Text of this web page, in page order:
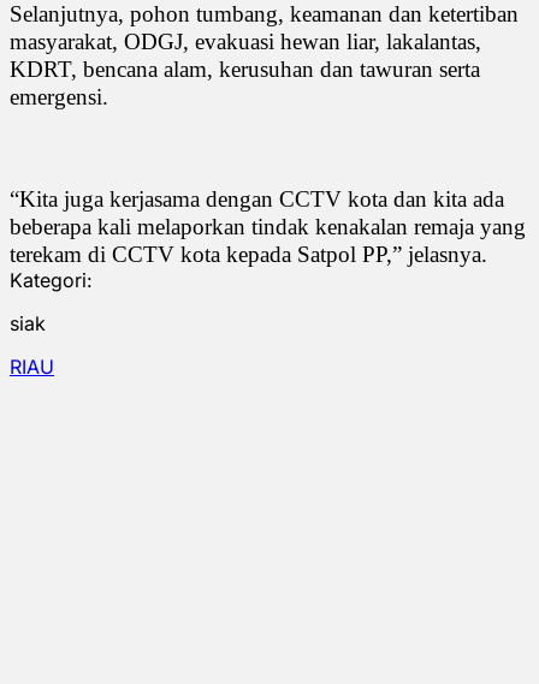
Selanjutnya, pohon tumbang, keamanan dan ketertiban
masyarakat, ODGJ, evakuasi hewan liar, lakalantas,
KDRT, bencana alam, kerusuhan dan tawuran serta
emergensi.
“Kita juga kerjasama dengan CCTV kota dan kita ada
beberapa kali melaporkan tindak kenakalan remaja yang
terekam di CCTV kota kepada Satpol PP,” jelasnya.
Kategori:
siak
RIAU